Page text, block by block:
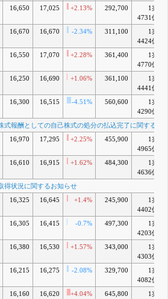
16,650 17,025 +2.13% 292,700
1兆
4731億
16,670 16,670 -2.34% 311,100
1兆
4424億
16,550 17,070 +2.28% 361,400
1兆
4770億
16,250 16,690 +1.06% 361,100
1兆
4441億
16,300 16,515 -4.51% 560,600
1兆
4290億
式報酬としての自己株式の処分の払込完了に関するお
16,970 17,295 +2.25% 455,900
1兆
4965億
16,610 16,915 +1.62% 484,300
1兆
4636億
得状況に関するお知らせ
16,325 16,645 +1.4% 245,900
1兆
4402億
16,305 16,415 -0.7% 497,300
1兆
4203億
16,380 16,530 +1.57% 343,000
1兆
4303億
16,215 16,275 -2.08% 329,700
1兆
4082億
16,160 16,620 +4.04% 645,800
1兆